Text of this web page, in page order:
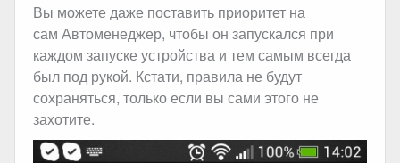
Вы можете даже поставить приоритет на
сам Автоменеджер, чтобы он запускался при
каждом запуске устройства и тем самым всегда
был под рукой. Кстати, правила не будут
сохраняться, только если вы сами этого не
захотите.